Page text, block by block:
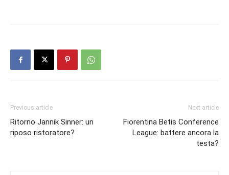
Previous article
Ritorno Jannik Sinner: un
riposo ristoratore?
Next article
Fiorentina Betis Conference
League: battere ancora la
testa?